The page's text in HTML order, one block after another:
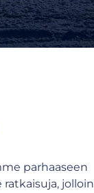
parhaaseen
jolloin